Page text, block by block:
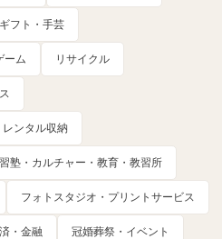
フト・手芸
ーム リサイクル
ンタル収納
塾・カルチャー・教育・教習所
フォトスタジオ・プリントサービス
・金融 冠婚葬祭・イベント